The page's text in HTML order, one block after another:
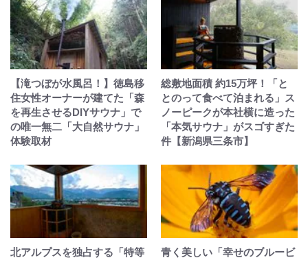
【滝つぼが水風呂！】徳島移
住女性オーナーが建てた「森
を再生させるDIYサウナ」で
の唯一無二「大自然サウナ」
体験取材
総敷地面積 約15万坪！「と
とのって食べて泊まれる」ス
ノーピークが本社横に造った
「本気サウナ」がスゴすぎた
件【新潟県三条市】
北アルプスを独占する「特等
青く美しい「幸せのブルービ